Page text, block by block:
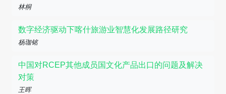
林桐
数字经济驱动下喀什旅游业智慧化发展路径研究
杨珈铭
中国对RCEP其他成员国文化产品出口的问题及解决
对策
王晖